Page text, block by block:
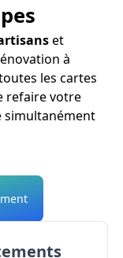
et
à
les cartes
refaire votre
simultanément